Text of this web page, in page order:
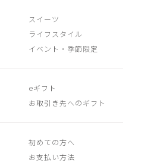
スイーツ
ライフスタイル
イベント・季節限定
eギフト
お取引き先へのギフト
初めての方へ
お支払い方法